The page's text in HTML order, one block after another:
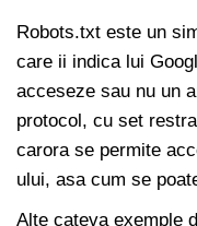
Robots.txt este un
care ii indica lui
acceseze sau nu un
protocol, cu set
carora se permite
ului, asa cum se
Alte cateva exemple